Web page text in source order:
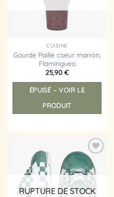
CUISINE
Gourde Paille coeur marron,
Flamingueo
25,90 €
ÉPUISÉ – VOIR LE
PRODUIT
Ajouter
à la
liste
d’envies
RUPTURE DE STOCK